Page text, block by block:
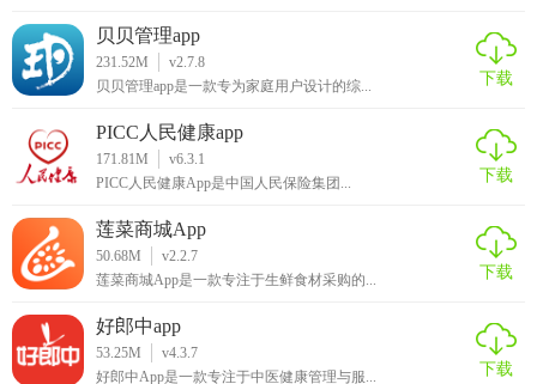
先领券再购物最高可省90%
吃喝玩乐 低至1折
上千款好货 官方补贴
领红包点外卖 额外再返5%
贝贝管理app
231.52M
v2.7.8
贝贝管理app是一款专为家庭用户设计的综...
下载
PICC人民健康app
171.81M
v6.3.1
PICC人民健康App是中国人民保险集团...
下载
莲菜商城App
50.68M
v2.2.7
莲菜商城App是一款专注于生鲜食材采购的...
下载
好郎中app
53.25M
v4.3.7
好郎中App是一款专注于中医健康管理与服...
下载